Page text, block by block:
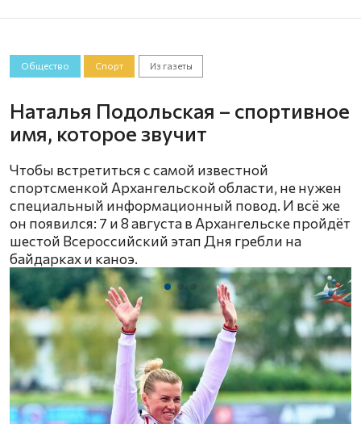
Общество Спорт Из газеты
Наталья Подольская – спортивное
имя, которое звучит
Чтобы встретиться с самой известной
спортсменкой Архангельской области, не нужен
специальный информационный повод. И всё же
он появился: 7 и 8 августа в Архангельске пройдёт
шестой Всероссийский этап Дня гребли на
байдарках и каноэ.